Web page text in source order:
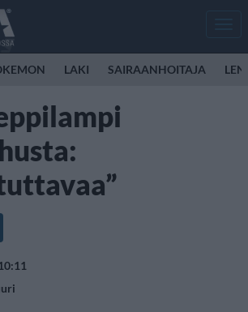
LAKI SAIRAANHOITAJA